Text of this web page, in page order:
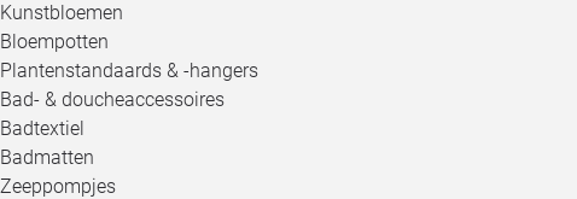
Kunstbloemen
Bloempotten
Plantenstandaards & -hangers
Bad- & doucheaccessoires
Badtextiel
Badmatten
Zeeppompjes